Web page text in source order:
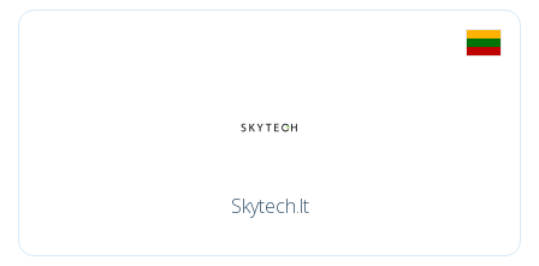
Skytech.lt